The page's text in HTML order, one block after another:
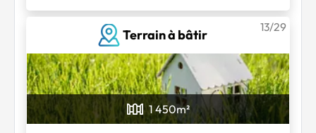
Terrain à bâtir
13/29
1 450m²